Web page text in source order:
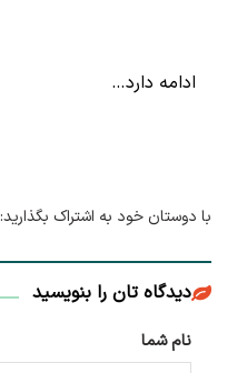
ادامه دارد…
با دوستان خود به اشتراک بگذارید:
دیدگاه تان را بنویسید
نام شما